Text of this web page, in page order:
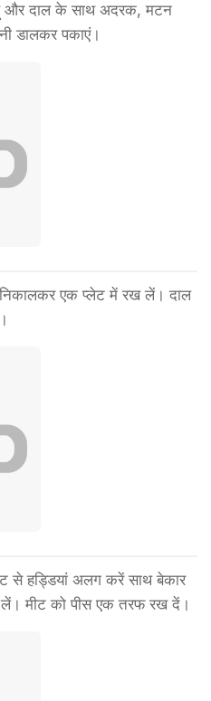
और दाल के साथ अदरक, मटन
डालकर पकाएं।
एक प्लेट में रख लें। दाल
से हड्डियां अलग करें साथ बेकार
मीट को पीस एक तरफ रख दें।